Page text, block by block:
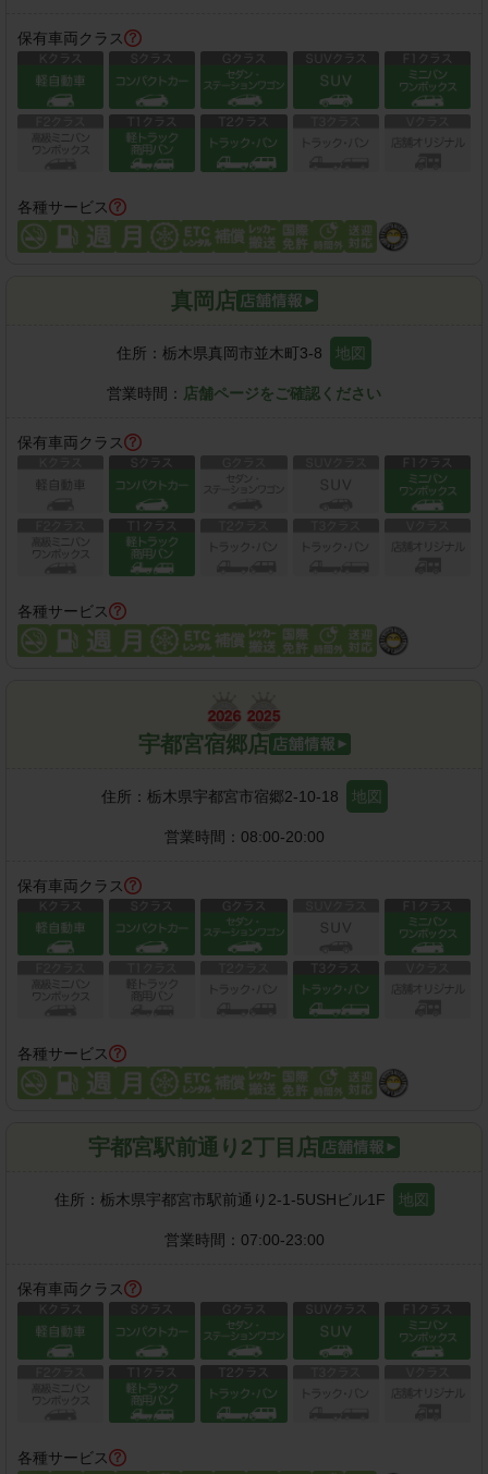
保有車両クラス
各種サービス
真岡店
住所： 栃木県真岡市並木町3-8 地図
営業時間： 店舗ページをご確認ください
保有車両クラス
各種サービス
宇都宮宿郷店
住所： 栃木県宇都宮市宿郷2-10-18 地図
営業時間： 08:00-20:00
保有車両クラス
各種サービス
宇都宮駅前通り2丁目店
住所： 栃木県宇都宮市駅前通り2-1-5USHビル1F 地図
営業時間： 07:00-23:00
保有車両クラス
各種サービス